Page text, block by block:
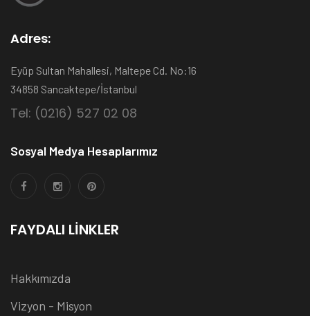
Adres:
Eyüp Sultan Mahallesi, Maltepe Cd. No:16
34858 Sancaktepe/İstanbul
Tel: (0216) 527 02 08
Sosyal Medya Hesaplarımız
FAYDALI LINKLER
Hakkımızda
Vizyon - Misyon